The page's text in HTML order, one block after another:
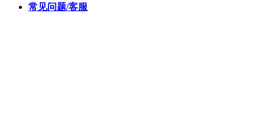
常见问题/客服